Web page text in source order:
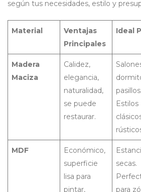
según tus necesidades, estilo y
Material
Ventajas
Principales
Ideal
Madera
Maciza
Calidez,
elegancia,
naturalidad,
se puede
restaurar.
pasillos.
Estilos
MDF
Económico,
superficie
lisa para
pintar,
secas.
para